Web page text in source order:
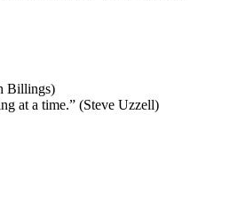
Billings)
at a time.” (Steve Uzzell)